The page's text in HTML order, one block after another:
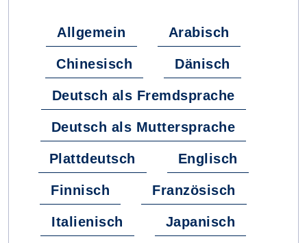
Allgemein Arabisch
Chinesisch Dänisch
Deutsch als Fremdsprache
Deutsch als Muttersprache
Plattdeutsch Englisch
Finnisch Französisch
Italienisch Japanisch